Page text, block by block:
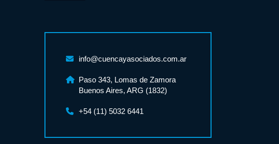
info@cuencayasociados.com.ar
Paso 343, Lomas de Zamora
Buenos Aires, ARG (1832)
+54 (11) 5032 6441